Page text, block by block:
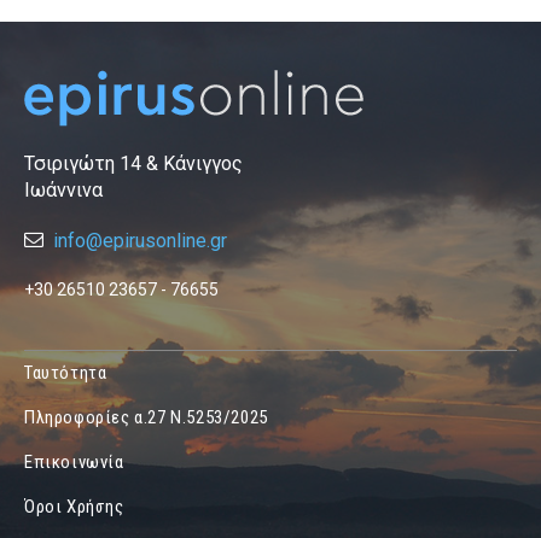
Τσιριγώτη 14 & Κάνιγγος
Ιωάννινα
info@epirusonline.gr
+30 26510 23657 - 76655
Ταυτότητα
Πληροφορίες α.27 Ν.5253/2025
Επικοινωνία
Όροι Χρήσης